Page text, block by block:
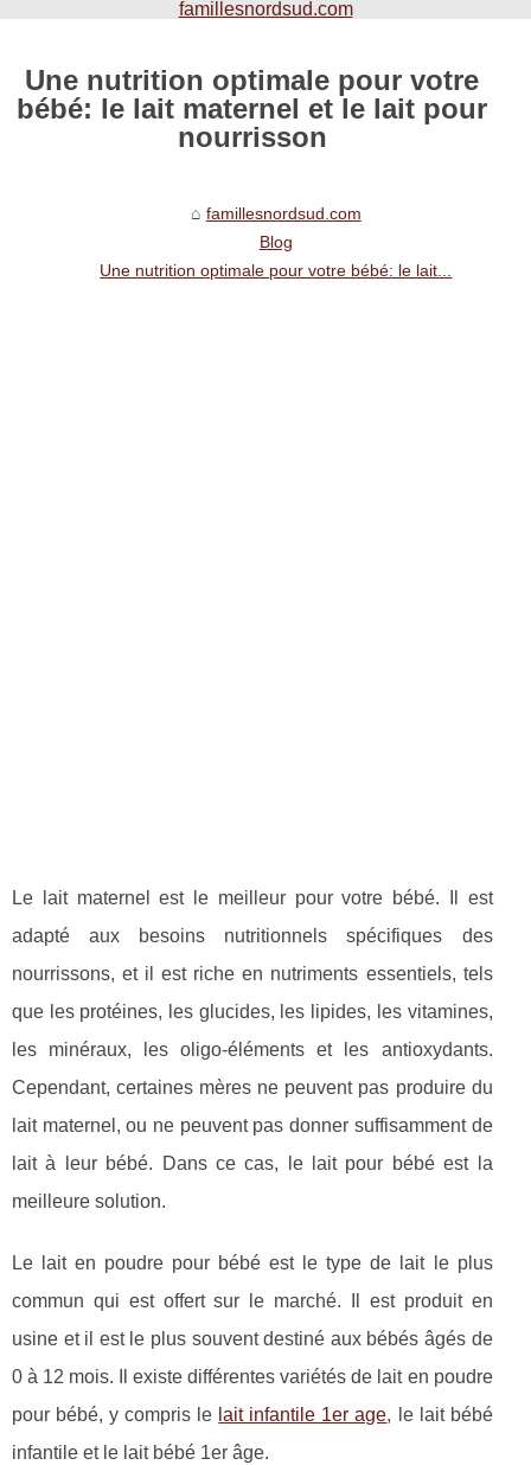
Une nutrition optimale pour votre
bébé: le lait maternel et le lait pour
nourrisson
famillesnordsud.com
Blog
Une nutrition optimale pour votre bébé: le lait...
Le lait maternel est le meilleur pour votre bébé. Il est
adapté aux besoins nutritionnels spécifiques des
nourrissons, et il est riche en nutriments essentiels, tels
que les protéines, les glucides, les lipides, les vitamines,
les minéraux, les oligo-éléments et les antioxydants.
Cependant, certaines mères ne peuvent pas produire du
lait maternel, ou ne peuvent pas donner suffisamment de
lait à leur bébé. Dans ce cas, le lait pour bébé est la
meilleure solution.
Le lait en poudre pour bébé est le type de lait le plus
commun qui est offert sur le marché. Il est produit en
usine et il est le plus souvent destiné aux bébés âgés de
0 à 12 mois. Il existe différentes variétés de lait en poudre
pour bébé, y compris le lait infantile 1er age, le lait bébé
infantile et le lait bébé 1er âge.
famillesnordsud.com